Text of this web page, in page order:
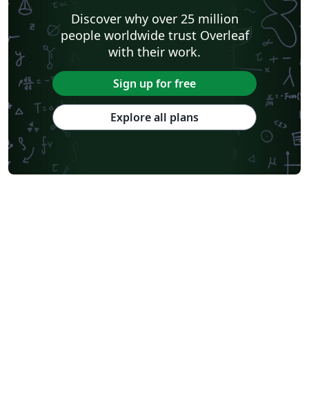
Discover why over 25 million
people worldwide trust Overleaf
with their work.
Sign up for free
Explore all plans